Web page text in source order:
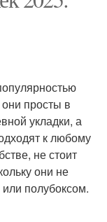
просты в
укладки, а
к любому
не стоит
они не
полубоксом.